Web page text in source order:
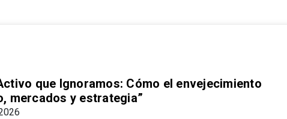
que Ignoramos: Cómo el envejecimiento
mercados y estrategia”